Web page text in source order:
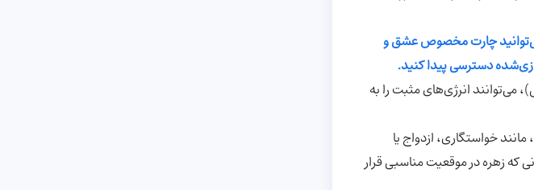
می‌توانید چارت مخصوص عشق و
دسترسی پیدا کنید.
می‌توانند انرژی‌های مثبت را به
خواستگاری، ازدواج یا
که زهره در موقعیت مناسبی قرار